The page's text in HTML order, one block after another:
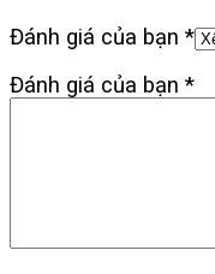
Đánh giá của bạn *
Đánh giá của bạn *